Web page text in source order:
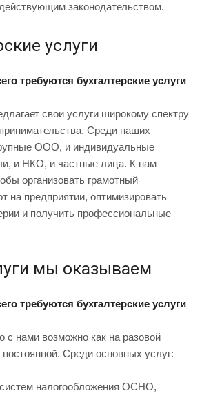
законодательством.
услуги
требуются бухгалтерские услуги
свои услуги широкому спектру
Среди наших
ООО, и индивидуальные
и НКО, и частные лица. К нам
организовать грамотный
на предприятии, оптимизировать
и получить профессиональные
мы оказываем
требуются бухгалтерские услуги
с нами возможно как на разовой
постоянной. Среди основных услуг:
налогообложения ОСНО,